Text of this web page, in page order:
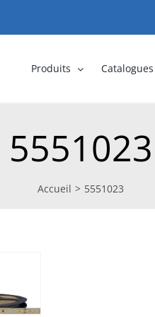
Produits Catalogues
5551023
Accueil > 5551023